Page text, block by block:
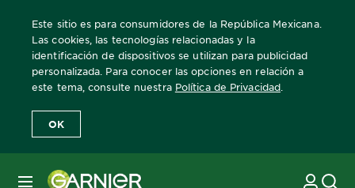
Este sitio es para consumidores de la República Mexicana.
Las cookies, las tecnologías relacionadas y la
identificación de dispositivos se utilizan para publicidad
personalizada. Para conocer las opciones en relación a
este tema, consulte nuestra Política de Privacidad
OK
MENÚ
Home Cor Intensa tono-1-0-negro-intenso